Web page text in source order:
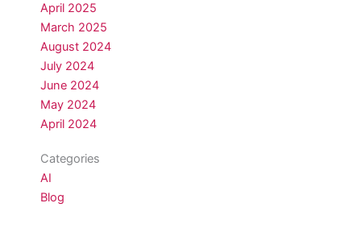
April 2025
March 2025
August 2024
July 2024
June 2024
May 2024
April 2024
Categories
AI
Blog